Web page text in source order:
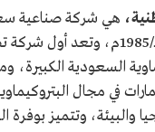
هي شركة صناعية
تأسست عام 1405هـ/
السعودية الكبيرة،
في مجال
والبيئة، وتتميز بوفرة